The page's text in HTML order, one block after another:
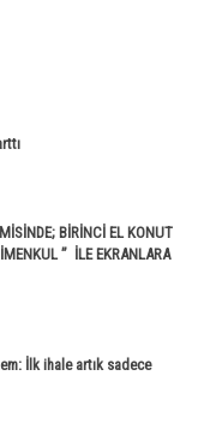
BİRİNCİ EL KONUT
” İLE EKRANLARA
İlk ihale artık sadece